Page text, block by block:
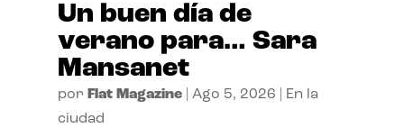
Un buen día de
verano para… Sara
Mansanet
por Flat Magazine| Ago 5, 2026
En la
ciudad